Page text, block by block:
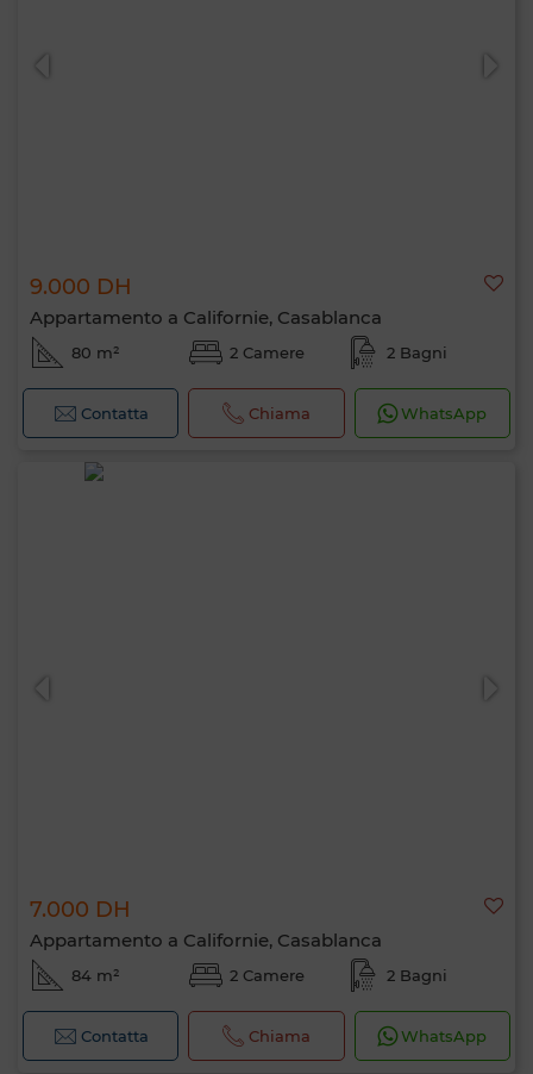
9.000 DH
Appartamento a Californie, Casablanca
80 m² 2 Camere 2 Bagni
Contatta Chiama WhatsApp
7.000 DH
Appartamento a Californie, Casablanca
84 m² 2 Camere 2 Bagni
Contatta Chiama WhatsApp